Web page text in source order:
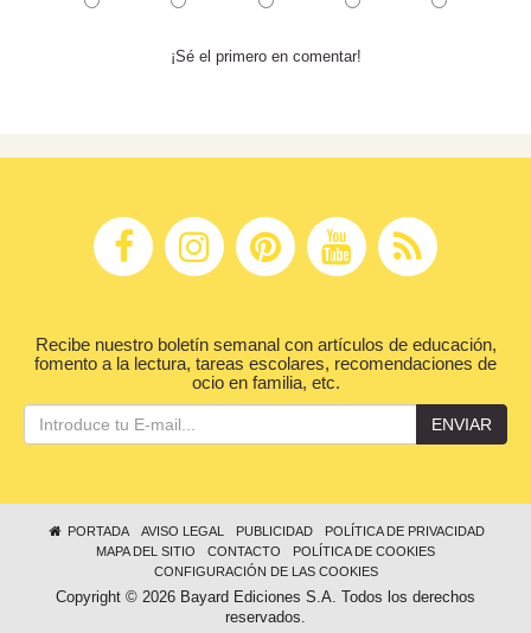
¡Sé el primero en comentar!
Recibe nuestro boletín semanal con artículos de educación,
fomento a la lectura, tareas escolares, recomendaciones de
ocio en familia, etc.
ENVIAR
PORTADA AVISO LEGAL PUBLICIDAD
POLÍTICA DE PRIVACIDAD
MAPA DEL SITIO
CONTACTO
POLÍTICA DE COOKIES
CONFIGURACIÓN DE LAS COOKIES
Copyright © 2026 Bayard Ediciones S.A. Todos los derechos
reservados.